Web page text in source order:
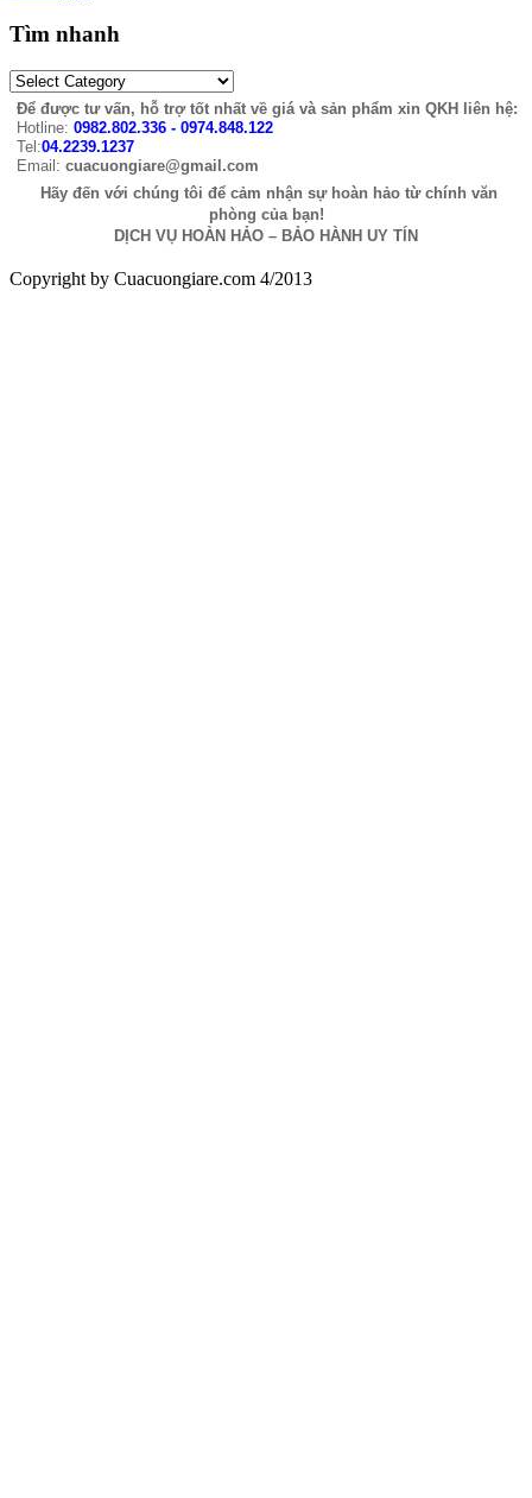
Tìm nhanh
Để được tư vấn, hỗ trợ tốt nhất về giá và sản phẩm xin QKH liên hệ:
Hotline: 0982.802.336 - 0974.848.122
Tel:04.2239.1237
Email: cuacuongiare@gmail.com
Hãy đến với chúng tôi để cảm nhận sự hoàn hảo từ chính văn
phòng của bạn!
DỊCH VỤ HOÀN HẢO – BẢO HÀNH UY TÍN
Copyright by Cuacuongiare.com 4/2013